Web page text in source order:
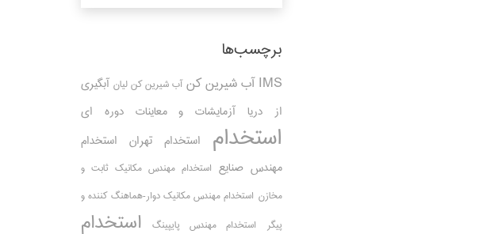
برچسب‌ها
IMS آب شیرین کن آب شیرین کن لیان آبگیری
از دریا
آزمایشات و معاینات دوره ای
استخدام استخدام تهران
استخدام
مهندس صنایع استخدام مهندس مکانیک ثابت و
مخازن استخدام مهندس مکانیک دوار-هماهنگ کننده و
پیگر
استخدام مهندس پایپینگ استخدام